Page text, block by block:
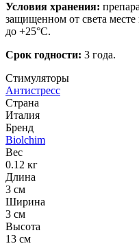
Условия хранения:
защищенном от света месте
до +25°С.
Срок годности: 3 года.
Стимуляторы
Антистресс
Страна
Италия
Бренд
Biolchim
Вес
0.12 кг
Длина
3 см
Ширина
3 см
Высота
13 см